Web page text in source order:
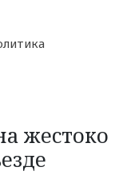
жестоко